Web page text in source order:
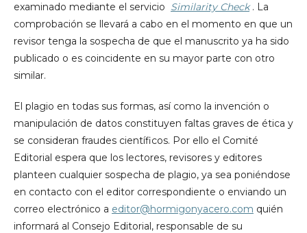
examinado mediante el servicio Similarity Check. La
comprobación se llevará a cabo en el momento en que un
revisor tenga la sospecha de que el manuscrito ya ha sido
publicado o es coincidente en su mayor parte con otro
similar.
El plagio en todas sus formas, así como la invención o
manipulación de datos constituyen faltas graves de ética y
se consideran fraudes científicos. Por ello el Comité
Editorial espera que los lectores, revisores y editores
planteen cualquier sospecha de plagio, ya sea poniéndose
en contacto con el editor correspondiente o enviando un
correo electrónico a editor@hormigonyacero.com quién
informará al Consejo Editorial, responsable de su